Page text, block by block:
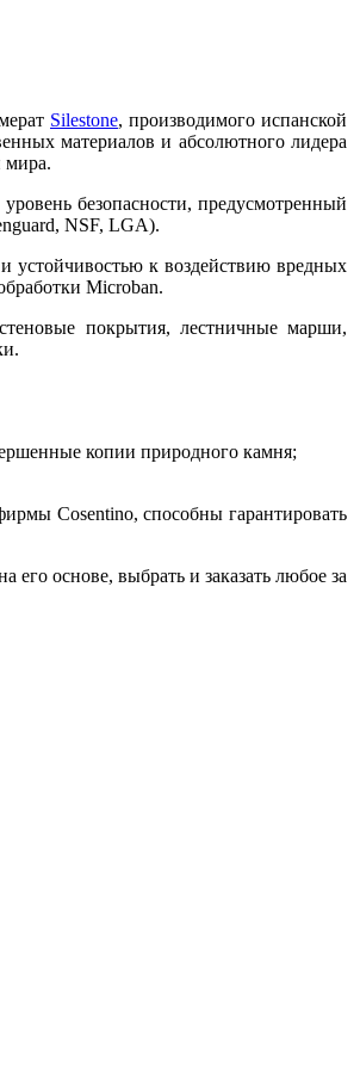
Silestone, производимого испанской
материалов и абсолютного лидера
мира.
безопасности, предусмотренный
NSF, LGA).
устойчивостью к воздействию вредных
Microban.
покрытия, лестничные марши,
копии природного камня;
Cosentino, способны гарантировать
основе, выбрать и заказать любое за